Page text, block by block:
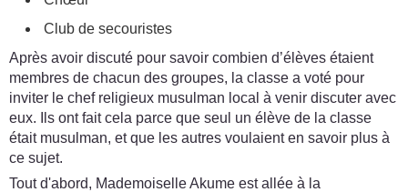
Club de secouristes
Après avoir discuté pour savoir combien d’élèves étaient
membres de chacun des groupes, la classe a voté pour
inviter le chef religieux musulman local à venir discuter avec
eux. Ils ont fait cela parce que seul un élève de la classe
était musulman, et que les autres voulaient en savoir plus à
ce sujet.
Tout d'abord, Mademoiselle Akume est allée à la